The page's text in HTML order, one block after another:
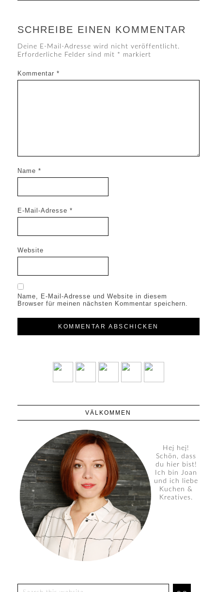
SCHREIBE EINEN KOMMENTAR
Deine E-Mail-Adresse wird nicht veröffentlicht.
Erforderliche Felder sind mit * markiert
Kommentar *
Name *
E-Mail-Adresse *
Website
Name, E-Mail-Adresse und Website in diesem
Browser für meinen nächsten Kommentar speichern.
VÄLKOMMEN
Hej hej!
Schön, dass
du hier bist!
Ich bin Joan
und ich liebe
Kuchen &
Kreatives.